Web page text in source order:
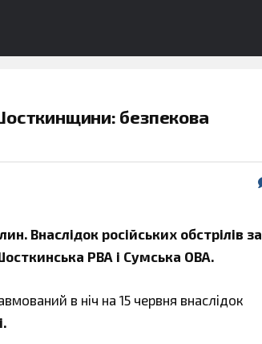
безпекова
Внаслідок російських обстрілів за
РВА і Сумська ОВА.
в ніч на 15 червня внаслідок